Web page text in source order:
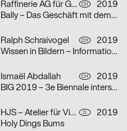
Raffinerie AG für Gestaltung CH
2019
Bally – Das Geschäft mit dem Schuh
Ralph Schraivogel CH
2019
Wissen in Bildern – Informationsdesign heute
Ismaël Abdallah CH
2019
BIG 2019 – 3e Biennale interstellaire des espaces d’art de Genève
HJS – Atelier für Visuelle Kommunikation D
2019
Holy Dings Bums